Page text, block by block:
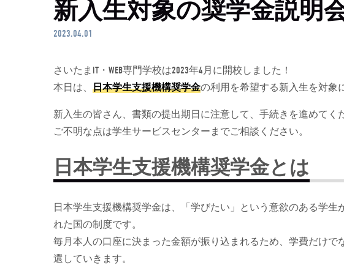
新入生対象の奨学金説明
2023.04.01
さいたまIT・WEB専門学校は2023年4月に開校しました！
本日は、 日本学生支援機構奨学金の利用を希望する新入生を対象
新入生の皆さん、書類の提出期日に注意して、手続きを進めてく
ご不明な点は学生サービスセンターまでご相談ください。
日本学生支援機構奨学金とは
日本学生支援機構奨学金は、「学びたい」という意欲のある学
れた国の制度です。
毎月本人の口座に決まった金額が振り込まれるため、学費だけ
還していきます。